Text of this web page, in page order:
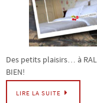
Des petits plaisirs… à
BIEN!
LIRE LA SUITE